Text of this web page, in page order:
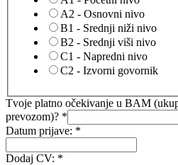
A2 - Osnovni nivo
B1 - Srednji niži nivo
B2 - Srednji viši nivo
C1 - Napredni nivo
C2 - Izvorni govornik
Tvoje platno očekivanje u BAM
prevozom)? *
Email
obrokom
Datum prijave: *
Dodaj CV: *